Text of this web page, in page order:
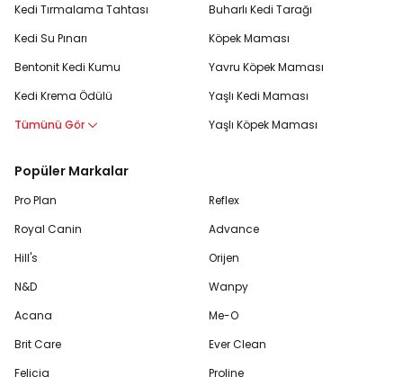
Kedi Tırmalama Tahtası
Kedi Su Pınarı
Bentonit Kedi Kumu
Kedi Krema Ödülü
Tümünü Gör
Buharlı Kedi Tarağı
Köpek Maması
Yavru Köpek Maması
Yaşlı Kedi Maması
Yaşlı Köpek Maması
Popüler Markalar
Pro Plan
Royal Canin
Hill's
N&D
Acana
Brit Care
Felicia
Reflex
Advance
Orijen
Wanpy
Me-O
Ever Clean
Proline